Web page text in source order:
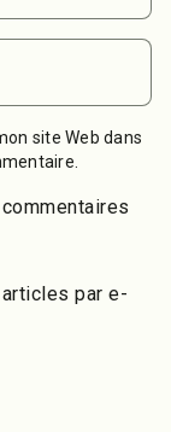
site Web dans
par e-